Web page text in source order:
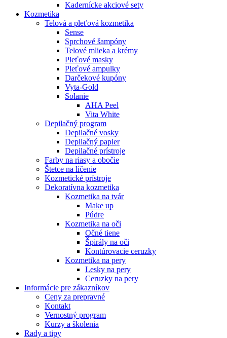
Kadernícke akciové sety
Kozmetika
Telová a pleťová kozmetika
Sense
Sprchové šampóny
Telové mlieka a krémy
Pleťové masky
Pleťové ampulky
Darčekové kupóny
Vyta-Gold
Solanie
AHA Peel
Vita White
Depilačný program
Depilačné vosky
Depilačný papier
Depilačné prístroje
Farby na riasy a obočie
Štetce na líčenie
Kozmetické prístroje
Dekoratívna kozmetika
Kozmetika na tvár
Make up
Púdre
Kozmetika na oči
Očné tiene
Špirály na oči
Kontúrovacie ceruzky
Kozmetika na pery
Lesky na pery
Ceruzky na pery
Informácie pre zákazníkov
Ceny za prepravné
Kontakt
Vernostný program
Kurzy a školenia
Rady a tipy